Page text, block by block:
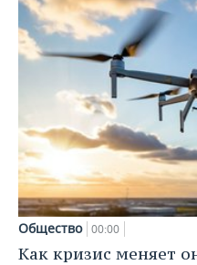
Общество 00:00
Как кризис меняет